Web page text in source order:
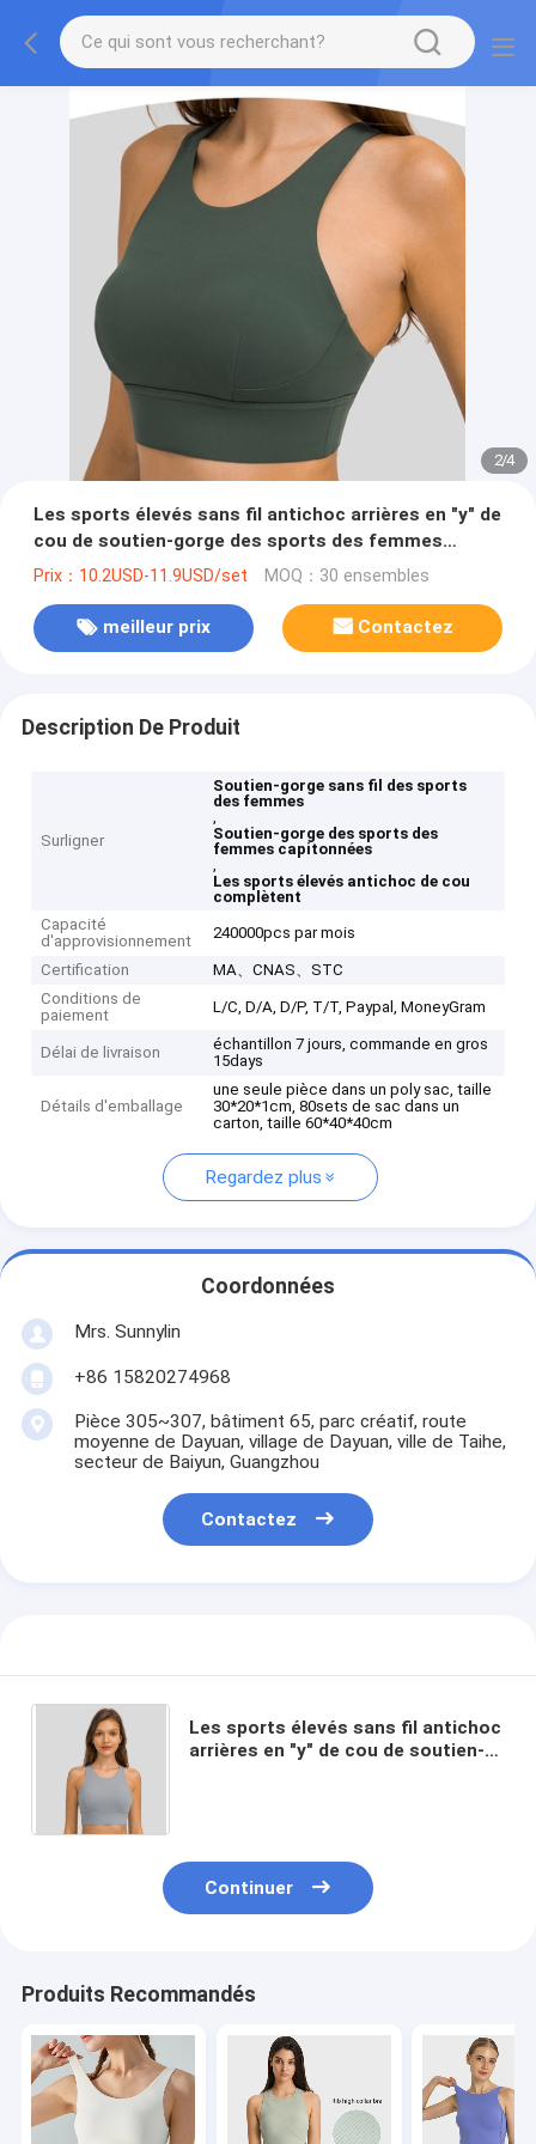
2/4
Les sports élevés sans fil antichoc arrières en "y" de
cou de soutien-gorge des sports des femmes
capitonnées complètent
Prix：10.2USD-11.9USD/set MOQ：30 ensembles
meilleur prix Contactez
Description De Produit
Surligner
Soutien-gorge sans fil des sports
des femmes
,
Soutien-gorge des sports des
femmes capitonnées
,
Les sports élevés antichoc de cou
complètent
Capacité
d'approvisionnement
240000pcs par mois
Certification
MA、CNAS、STC
Conditions de
paiement
L/C, D/A, D/P, T/T, Paypal, MoneyGram
Délai de livraison
échantillon 7 jours, commande en gros
15days
Détails d'emballage
une seule pièce dans un poly sac, taille
30*20*1cm, 80sets de sac dans un
carton, taille 60*40*40cm
Regardez plus
Coordonnées
Mrs. Sunnylin
+86 15820274968
Pièce 305~307, bâtiment 65, parc créatif, route
moyenne de Dayuan, village de Dayuan, ville de Taihe,
secteur de Baiyun, Guangzhou
Contactez
Les sports élevés sans fil antichoc
arrières en "y" de cou de soutien-
Continuer
Produits Recommandés